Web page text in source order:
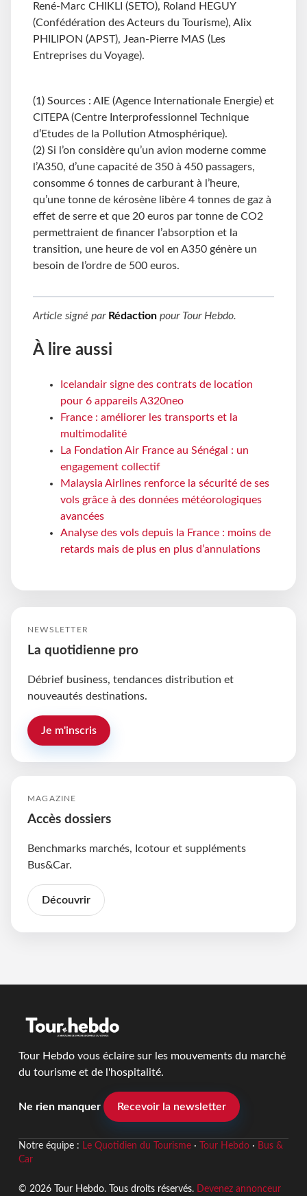
René-Marc CHIKLI (SETO), Roland HEGUY
(Confédération des Acteurs du Tourisme), Alix
PHILIPON (APST), Jean-Pierre MAS (Les
Entreprises du Voyage).
(1) Sources : AIE (Agence Internationale Energie) et
CITEPA (Centre Interprofessionnel Technique
d’Etudes de la Pollution Atmosphérique).
(2) Si l’on considère qu’un avion moderne comme
l’A350, d’une capacité de 350 à 450 passagers,
consomme 6 tonnes de carburant à l’heure,
qu’une tonne de kérosène libère 4 tonnes de gaz à
effet de serre et que 20 euros par tonne de CO2
permettraient de financer l’absorption et la
transition, une heure de vol en A350 génère un
besoin de l’ordre de 500 euros.
Article signé par Rédaction pour Tour Hebdo.
À lire aussi
Icelandair signe des contrats de location
pour 6 appareils A320neo
France : améliorer les transports et la
multimodalité
La Fondation Air France au Sénégal : un
engagement collectif
Malaysia Airlines renforce la sécurité de ses
vols grâce à des données météorologiques
avancées
Analyse des vols depuis la France : moins de
retards mais de plus en plus d’annulations
NEWSLETTER
La quotidienne pro
Débrief business, tendances distribution et
nouveautés destinations.
Je m'inscris
MAGAZINE
Accès dossiers
Benchmarks marchés, Icotour et suppléments
Bus&Car.
Découvrir
Tour Hebdo vous éclaire sur les mouvements du marché
du tourisme et de l'hospitalité.
Ne rien manquer Recevoir la newsletter
Notre équipe : Le Quotidien du Tourisme· Tour Hebdo· Bus &
Car
© 2026 Tour Hebdo. Tous droits réservés. Devenez annonceur